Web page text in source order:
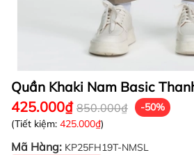
Quần Khaki Nam Basic
425.000₫ 850.000₫
-50%
(Tiết kiệm: 425.000₫)
Mã Hàng: KP25FH19T-NMSL